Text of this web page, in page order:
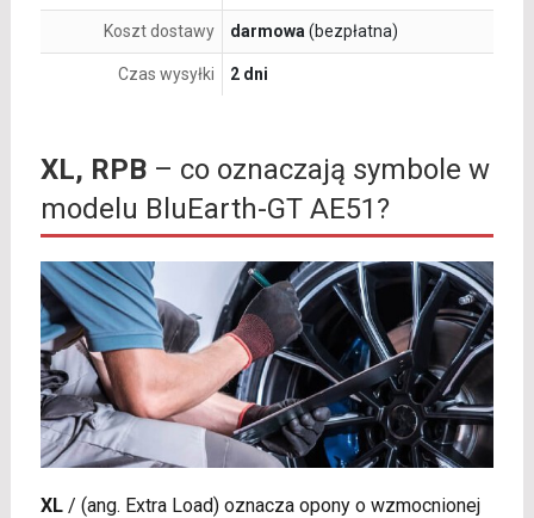
Koszt dostawy darmowa (bezpłatna)
Czas wysyłki 2 dni
XL, RPB– co oznaczają symbole w
modelu BluEarth-GT AE51?
XL/ (ang. Extra Load) oznacza opony o wzmocnionej